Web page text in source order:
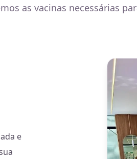
as vacinas necessárias
e